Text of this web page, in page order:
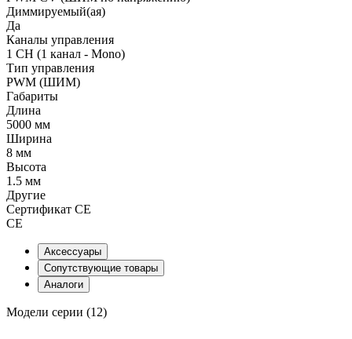
Диммируемый(ая)
Да
Каналы управления
1 CH (1 канал - Mono)
Тип управления
PWM (ШИМ)
Габариты
Длина
5000 мм
Ширина
8 мм
Высота
1.5 мм
Другие
Сертификат CE
CE
Аксессуары
Сопутствующие товары
Аналоги
Модели серии (12)